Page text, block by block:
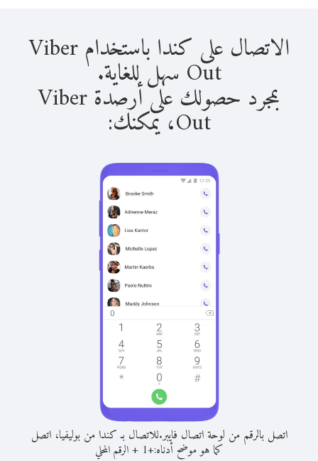
الاتصال على كندا باستخدام Viber
Out سهل للغاية.
بمجرد حصولك على أرصدة Viber
Out، يمكنك:
اتصل بالرقم من لوحة اتصال فايبر.للاتصال بـ كندا من بوليفيا، اتصل
كما هو موضح أدناه:+
1
+الرقم المحلي